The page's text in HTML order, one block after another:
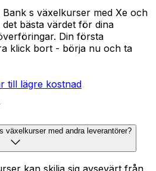
s växelkurser med Xe och
bästa värdet för dina
Din första
klick bort - börja nu och ta
till lägre kostnad
växelkurser med andra leverantörer?